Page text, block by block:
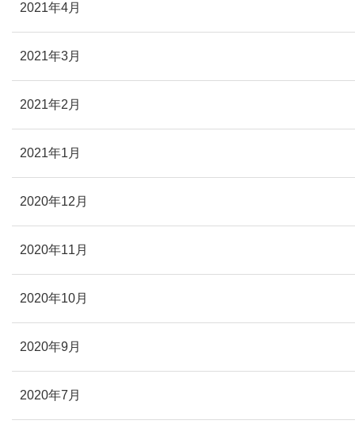
2021年4月
2021年3月
2021年2月
2021年1月
2020年12月
2020年11月
2020年10月
2020年9月
2020年7月